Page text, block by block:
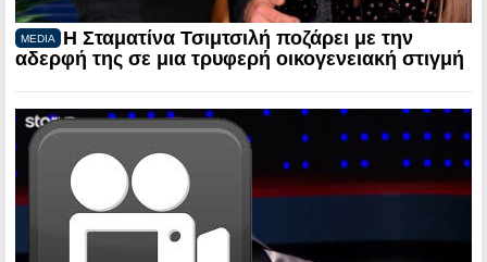
MEDIA
Η Σταματίνα Τσιμτσιλή ποζάρει με την
αδερφή της σε μια τρυφερή οικογενειακή στιγμή